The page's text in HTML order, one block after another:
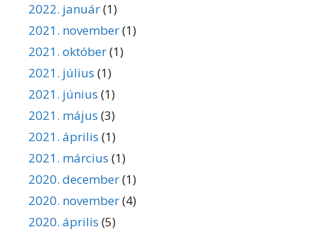
2022. január(1)
2021. november(1)
2021. október(1)
2021. július (1)
2021. június (1)
2021. május (3)
2021. április (1)
2021. március (1)
2020. december(1)
2020. november(4)
2020. április (5)